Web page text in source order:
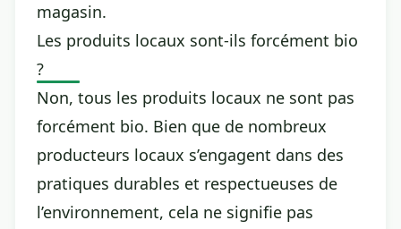
magasin.
Les produits locaux sont-ils forcément bio
?
Non, tous les produits locaux ne sont pas
forcément bio. Bien que de nombreux
producteurs locaux s’engagent dans des
pratiques durables et respectueuses de
l’environnement, cela ne signifie pas